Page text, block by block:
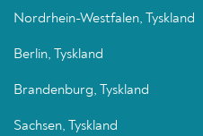
Nordrhein-Westfalen, Tyskland
Berlin, Tyskland
Brandenburg, Tyskland
Sachsen, Tyskland